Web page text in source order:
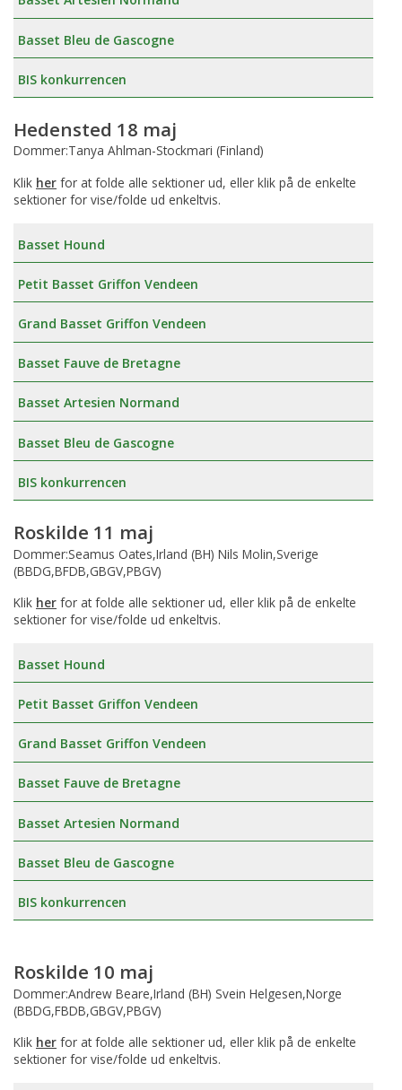
Basset Bleu de Gascogne
BIS konkurrencen
Hedensted 18 maj
Dommer:Tanya Ahlman-Stockmari (Finland)
Klik her for at folde alle sektioner ud, eller klik på de enkelte
sektioner for vise/folde ud enkeltvis.
Basset Hound
Petit Basset Griffon Vendeen
Grand Basset Griffon Vendeen
Basset Fauve de Bretagne
Basset Artesien Normand
Basset Bleu de Gascogne
BIS konkurrencen
Roskilde 11 maj
Dommer:Seamus Oates,Irland (BH) Nils Molin,Sverige
(BBDG,BFDB,GBGV,PBGV)
Klik her for at folde alle sektioner ud, eller klik på de enkelte
sektioner for vise/folde ud enkeltvis.
Basset Hound
Petit Basset Griffon Vendeen
Grand Basset Griffon Vendeen
Basset Fauve de Bretagne
Basset Artesien Normand
Basset Bleu de Gascogne
BIS konkurrencen
Roskilde 10 maj
Dommer:Andrew Beare,Irland (BH) Svein Helgesen,Norge
(BBDG,FBDB,GBGV,PBGV)
Klik her for at folde alle sektioner ud, eller klik på de enkelte
sektioner for vise/folde ud enkeltvis.